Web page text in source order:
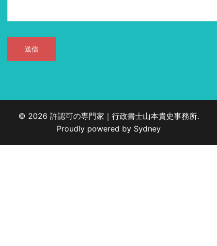
© 2026 許認可の専門家｜行政書士山本貴史事務所.
Proudly powered by Sydney